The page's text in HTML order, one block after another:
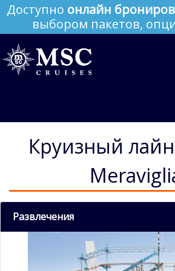
Доступно онлайн
выбором пакетов,
Круизный
Развлечения